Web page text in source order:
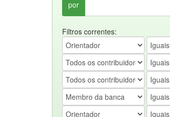
por
Filtros correntes: